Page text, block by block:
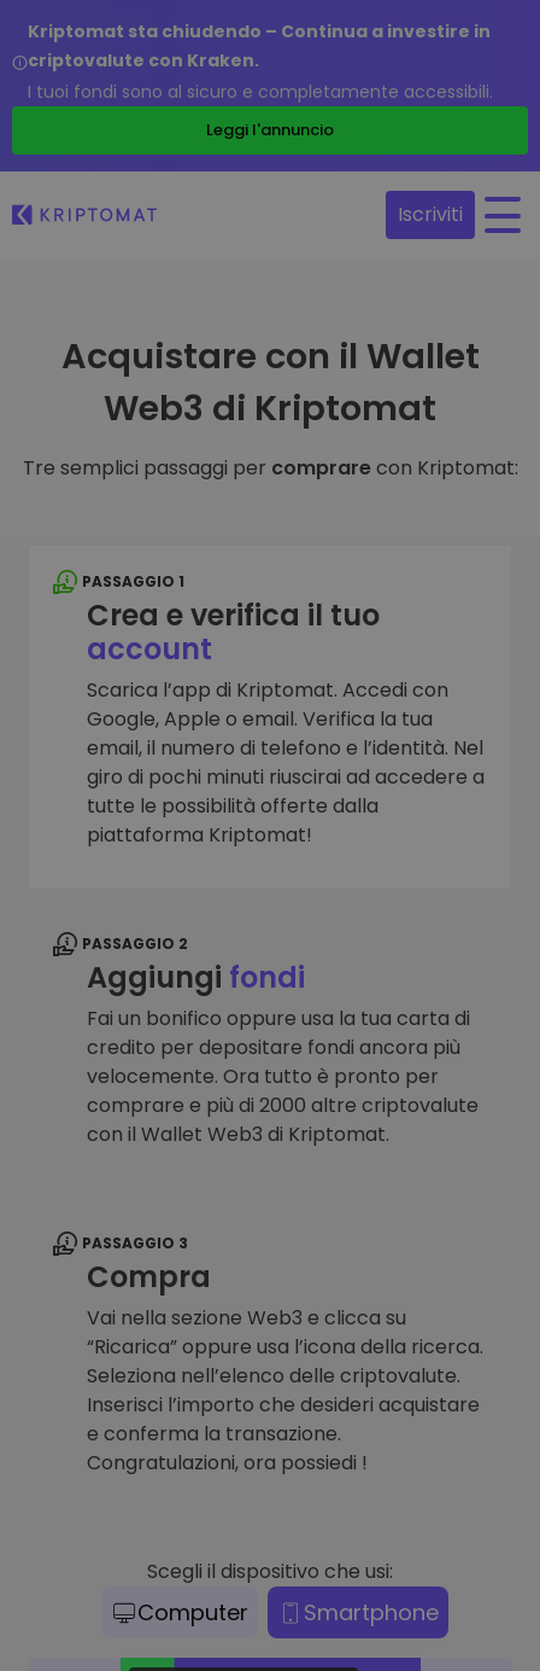
Kriptomat sta chiudendo – Continua a investire in
criptovalute con Kraken.
I tuoi fondi sono al sicuro e completamente accessibili.
Leggi l'annuncio
Iscriviti
Acquistare con il Wallet
Web3 di Kriptomat
Tre semplici passaggi per comprarecon Kriptomat:
PASSAGGIO 1
Crea e verifica il tuo
account
Scarica l’app di Kriptomat. Accedi con
Google, Apple o email. Verifica la tua
email, il numero di telefono e l’identità. Nel
giro di pochi minuti riuscirai ad accedere a
tutte le possibilità offerte dalla
piattaforma Kriptomat!
PASSAGGIO 2
Aggiungi fondi
Fai un bonifico oppure usa la tua carta di
credito per depositare fondi ancora più
velocemente. Ora tutto è pronto per
comprare e più di 2000 altre criptovalute
con il Wallet Web3 di Kriptomat.
PASSAGGIO 3
Compra
Vai nella sezione Web3 e clicca su
“Ricarica” oppure usa l’icona della ricerca.
Seleziona nell’elenco delle criptovalute.
Inserisci l’importo che desideri acquistare
e conferma la transazione.
Congratulazioni, ora possiedi !
Scegli il dispositivo che usi:
Computer Smartphone